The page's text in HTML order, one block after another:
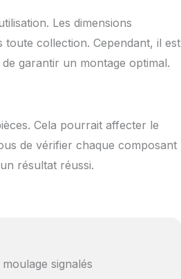
Les dimensions
collection. Cependant, il est
garantir un montage optimal.
Cela pourrait affecter le
de vérifier chaque composant
résultat réussi.
signalés